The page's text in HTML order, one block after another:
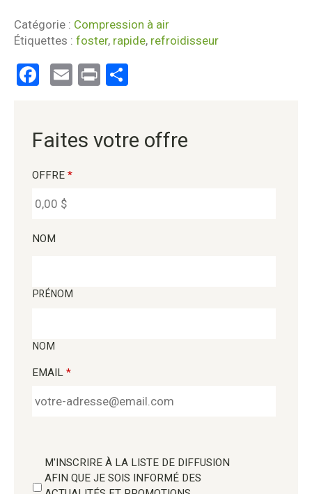
Catégorie : Compression à air
Étiquettes : foster, rapide, refroidisseur
Facebook
Email
Print
Faites votre offre
OFFRE *
NOM
PRÉNOM
NOM
EMAIL *
M'INSCRIRE À LA LISTE DE DIFFUSION
AFIN QUE JE SOIS INFORMÉ DES